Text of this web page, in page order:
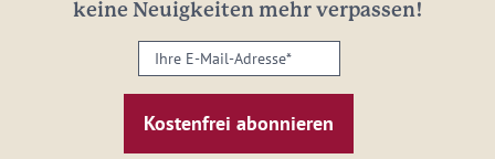
keine Neuigkeiten mehr verpassen!
Ihre
E-
Mail-
Adresse: